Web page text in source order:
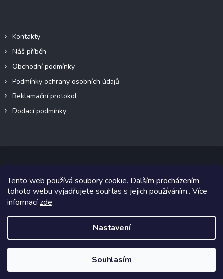
Tento web používá soubory cookie. Dalším procházením
tohoto webu vyjadřujete souhlas s jejich používáním.. Více
informacízde.
Nastavení
Souhlasím
Kontakty
Náš příběh
Obchodní podmínky
Podmínky ochrany osobních údajů
Reklamační protokol
Dodací podmínky
Copyright 2026VeteránMoto s.r.o.. Všechna práva vyhrazena.
Grafický návrh vytvořil a na Shoptet implementoval
Shoptetak.cz.